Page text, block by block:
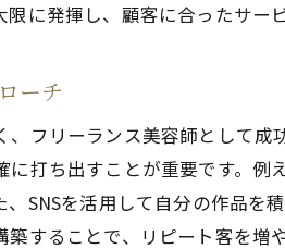
地元顧客のニーズを
顧客満足度を高
口コミを活用し
フィードバック
に発揮し、顧客に合ったサー
ーチ
フリーランス美容師として
打ち出すことが重要です。
SNSを活用して自分の作品を
することで、リピート客を